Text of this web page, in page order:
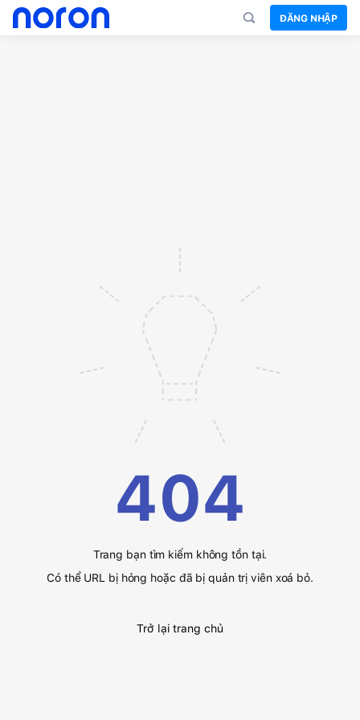
ĐĂNG NHẬP
404
Trang bạn tìm kiếm không tồn tại.
Có thể URL bị hỏng hoặc đã bị quản trị viên xoá bỏ.
Trở lại trang chủ